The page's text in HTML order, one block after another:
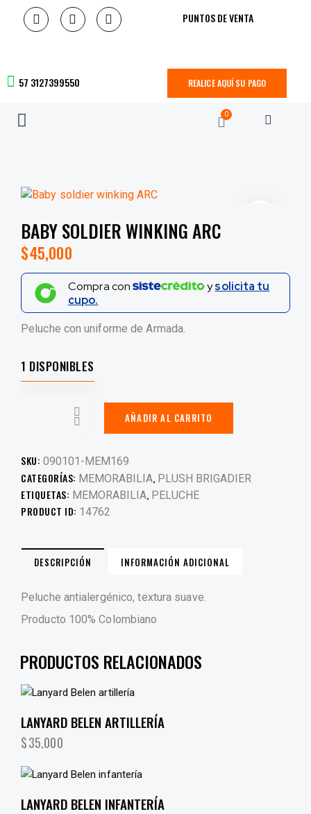
PUNTOS DE VENTA
57 3127399550 REALICE AQUÍ SU PAGO
0
BABY SOLDIER WINKING ARC
$45,000
Compra con ysolicita tu
cupo.
Peluche con uniforme de Armada.
1 DISPONIBLES
AÑADIR AL CARRITO
SKU: 090101-MEM169
CATEGORÍAS: MEMORABILIA, PLUSH BRIGADIER
ETIQUETAS: MEMORABILIA, PELUCHE
PRODUCT ID: 14762
DESCRIPCIÓN INFORMACIÓN ADICIONAL
Peluche antialergénico, textura suave.
Producto 100% Colombiano
PRODUCTOS RELACIONADOS
LANYARD BELEN ARTILLERÍA
$35,000
LANYARD BELEN INFANTERÍA